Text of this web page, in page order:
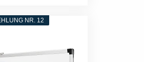
NR. 12